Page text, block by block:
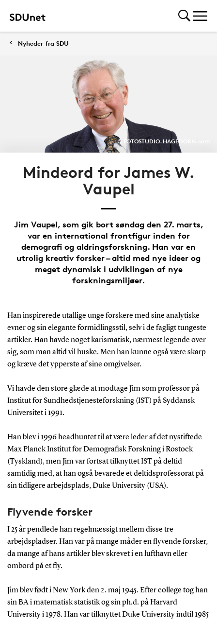
Nyheder fra SDU
© FOTOSTUDIO-HAGEDORN.com
Mindeord for James W.
Vaupel
Jim Vaupel, som gik bort søndag den 27. marts,
var en international frontfigur inden for
demografi og aldringsforskning. Han var en
utrolig kreativ forsker – altid med nye ideer og
meget dynamisk i udviklingen af nye
forskningsmiljøer.
Han inspirerede utallige unge forskere med sine analytiske
evner og sin elegante formidlingsstil, selv i de fagligt tungeste
artikler. Han havde noget karismatisk, nærmest legende over
sig, som man altid vil huske. Men han kunne også være skarp
og kræve det ypperste af sine omgivelser.
Vi havde den store glæde at modtage Jim som professor på
Institut for Sundhedstjenesteforskning (IST) på Syddansk
Universitet i 1991.
Han blev i 1996 headhuntet til at være leder af det nystiftede
Max Planck Institut for Demografisk Forskning i Rostock
(Tyskland), men Jim var fortsat tilknyttet IST på deltid
samtidig med, at han også bevarede et deltidsprofessorat på
sin tidligere arbejdsplads, Duke University (USA).
Flyvende forsker
I 25 år pendlede han regelmæssigt mellem disse tre
arbejdspladser. Han var på mange måder en flyvende forsker,
da mange af hans artikler blev skrevet i en lufthavn eller
ombord på et fly.
Jim blev født i New York den 2. maj 1945. Efter college tog han
sin BA i matematisk statistik og sin ph.d. på Harvard
University i 1978. Han var tilknyttet Duke University indtil 1985